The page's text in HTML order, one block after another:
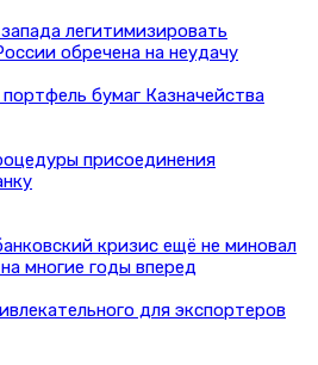
легитимизировать
обречена на неудачу
бумаг Казначейства
присоединения
кризис ещё не миновал
многие годы вперед
для экспортеров